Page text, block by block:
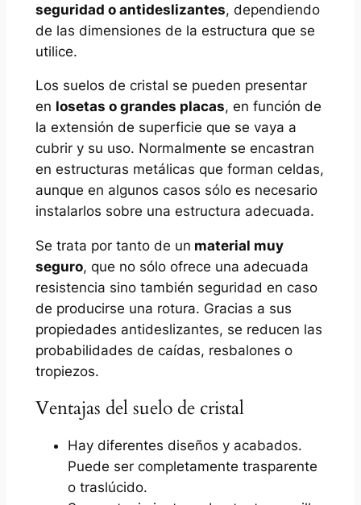
seguridad o antideslizantes, dependiendo
de las dimensiones de la estructura que se
utilice.
Los suelos de cristal se pueden presentar
en losetas o grandes placas, en función de
la extensión de superficie que se vaya a
cubrir y su uso. Normalmente se encastran
en estructuras metálicas que forman celdas,
aunque en algunos casos sólo es necesario
instalarlos sobre una estructura adecuada.
Se trata por tanto de un material muy
seguro, que no sólo ofrece una adecuada
resistencia sino también seguridad en caso
de producirse una rotura. Gracias a sus
propiedades antideslizantes, se reducen las
probabilidades de caídas, resbalones o
tropiezos.
Ventajas del suelo de cristal
Hay diferentes diseños y acabados.
Puede ser completamente trasparente
o traslúcido.